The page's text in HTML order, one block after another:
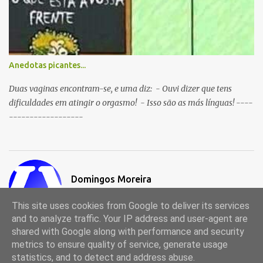
Anedotas picantes...
Duas vaginas encontram-se, e uma diz: - Ouvi dizer que tens
dificuldades em atingir o orgasmo! - Isso são as más línguas! ----
------------------
Domingos Moreira
Com tecnologia do Blogger
This site uses cookies from Google to deliver its services
and to analyze traffic. Your IP address and user-agent are
shared with Google along with performance and security
metrics to ensure quality of service, generate usage
statistics, and to detect and address abuse.